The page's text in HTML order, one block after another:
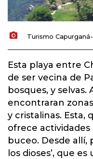
Turismo
Esta playa entre
de ser vecina de
bosques, y selvas.
encontraran
y cristalinas. Esta,
ofrece actividades
buceo. Desde allí,
los dioses’, que